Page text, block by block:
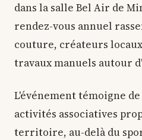
dans la salle Bel Air de
rendez-vous annuel
couture, créateurs
travaux manuels autour
L'événement témoigne
activités associatives
territoire, au-delà du